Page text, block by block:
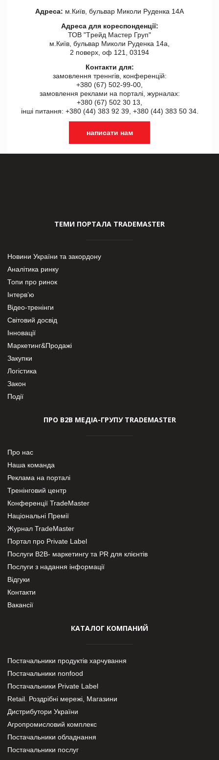
Адреса: м.Київ, бульвар Миколи Руденка 14А
Адреса для кореспонденції:
ТОВ "Tрейд Мастер Груп"
м.Київ, бульвар Миколи Руденка 14а,
2 поверх, оф 121, 03194
Контакти для:
замовлення треннгів, конференцій:
+380 (67) 502-99-00,
замовлення реклами на порталі, журналах:
+380 (67) 502 30 13,
інші питання: +380 (44) 383 92 39, +380 (44) 383 50 34.
написати нам
ТЕМИ ПОРТАЛА TRADEMASTER
Новини України та закордону
Аналітика ринку
Топи про ринок
Інтерв’ю
Відео-тренінги
Світовий досвід
Інновації
Маркетинг&Продажі
Закупки
Логістика
Закон
Події
ПРО В2В МЕДІА-ГРУПУ TRADEMASTER
Про нас
Наша команда
Реклама на порталі
Тренінговий центр
Конференції TradeMaster
Національні Премії
Журнал TradeMaster
Портал про Private Label
Послуги В2В- маркетингу та PR для клієнтів
Послуги з надання інформації
Відгуки
Контакти
Вакансії
КАТАЛОГ КОМПАНИЙ
Постачальники продуктів харчування
Постачальники nonfood
Постачальники Private Label
Retail. Роздрібні мережі, Магазини
Дистрибутори України
Агропромисловий комплекс
Постачальники обладнання
Постачальники послуг